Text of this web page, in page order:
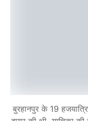
बुरहानपुर के 19